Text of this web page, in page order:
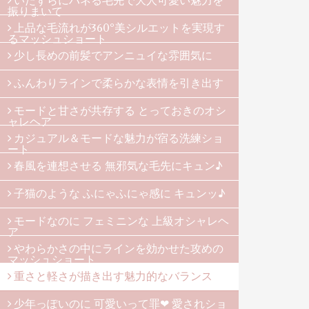
振りまいて
上品な毛流れが360°美シルエットを実現す
るマッシュショート
少し長めの前髪でアンニュイな雰囲気に
ふんわりラインで柔らかな表情を引き出す
モードと甘さが共存する とっておきのオシ
ャレヘア
カジュアル＆モードな魅力が宿る洗練ショ
ート
春風を連想させる 無邪気な毛先にキュン♪
子猫のような ふにゃふにゃ感に キュンッ♪
モードなのに フェミニンな 上級オシャレヘ
ア
やわらかさの中にラインを効かせた攻めの
マッシュショート
重さと軽さが描き出す魅力的なバランス
少年っぽいのに 可愛いって罪❤ 愛されショ